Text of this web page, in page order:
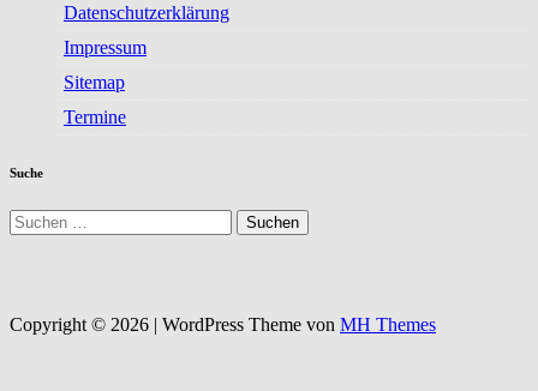
Datenschutzerklärung
Impressum
Sitemap
Termine
Suche
Suchen
nach:
Copyright © 2026 | WordPress Theme von MH Themes